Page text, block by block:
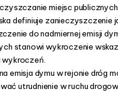
miejsc
definiuje zanieczyszczenie
do nadmiernej emisji
stanowi wykroczenie
wykroczeń.
emisja dymu w rejonie dróg
utrudnienie w ruchu